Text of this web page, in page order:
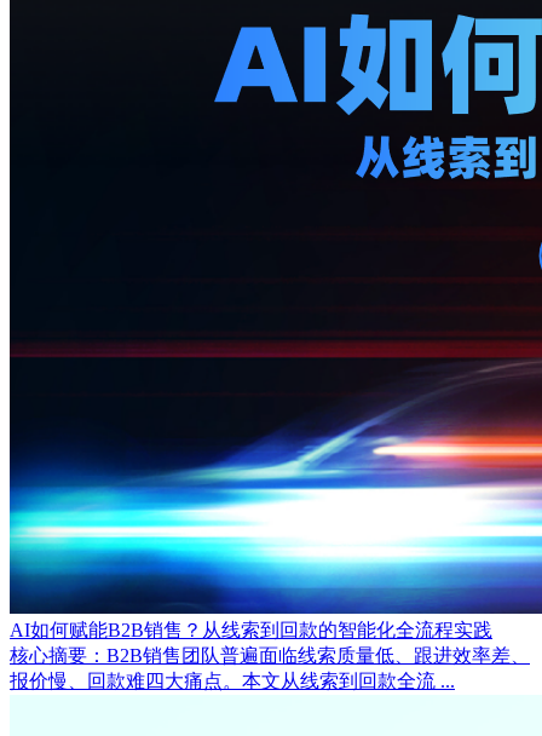
AI如何赋能B2B销售？从线索到回款的智能化全流程实践
核心摘要：B2B销售团队普遍面临线索质量低、跟进效率差、
报价慢、回款难四大痛点。本文从线索到回款全流 ...